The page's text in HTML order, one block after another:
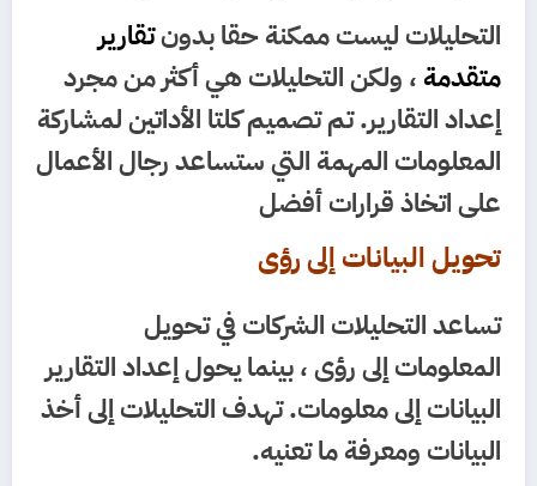
التحليلات ليست ممكنة حقا بدونتقارير
متقدمة ، ولكن التحليلات هي أكثر من مجرد
إعداد التقارير. تم تصميم كلتا الأداتين لمشاركة
المعلومات المهمة التي ستساعد رجال الأعمال
على اتخاذ قرارات أفضل
تحويل البيانات إلى رؤى
تساعد التحليلات الشركات في تحويل
المعلومات إلى رؤى ، بينما يحول إعداد التقارير
البيانات إلى معلومات. تهدف التحليلات إلى أخذ
البيانات ومعرفة ما تعنيه.